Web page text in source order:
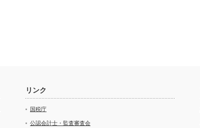
リンク
国税庁
公認会計士・監査審査会